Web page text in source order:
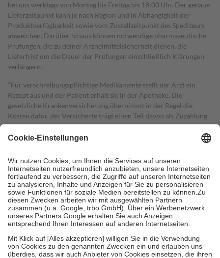
bei uns werktags von Montag bis Freitag bis 18:00 Uhr. Der genaue
Lieferzeitpunkt kann je nach Region und in Abhängigkeit der
Produktverfügbarkeit sowie vom Zustellzeitpunkt des Spediteurs
abweichen. Darüber hinaus können notwendige pharmazeutische
Prüfungen, die zu deiner Arzneimittelsicherheit dienen, die
Lieferfrist um die Dauer der Prüfungen einschließlich Klärungen
verlängern.
4Für verschreibungspflichtige Medikamente stellt der Arzt ein
Rezept aus und der Patient erhält sie in der Apotheke. Die
gesetzliche Krankenversicherung übernimmt in der Regel die
Kosten dafür, der Versicherte trägt einen Teil davon als Zuzahlung
mit.
Grundsätzlich leisten Mitglieder Zuzahlungen in Höhe von zehn
höchstens zehn Euro.
Es sind jedoch nie mehr als die tatsächlichen
Kosten der Leistung zu entrichten.
Diese Regeln gelten grundsätzlich auch für Online-Apotheken.
Bei Heilmitteln und häuslicher Krankenpflege beträgt die
Zuzahlung zehn Prozent der Kosten sowie zehn Euro je
Verordnung.
Um das Engagement der Versicherten für ihre eigene Gesundheit zu
stärken und die besondere Stellung der Familie zu unterstützen,
fallenkeine Zuzahlungenan bei:
• Kindern und Jugendlichen bis zum vollendeten 18. Lebensjahr